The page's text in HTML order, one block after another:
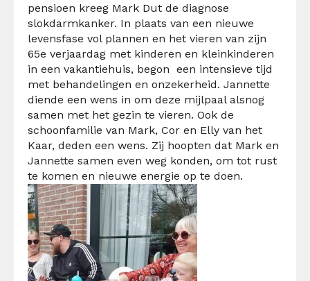
pensioen kreeg Mark Dut de diagnose
slokdarmkanker. In plaats van een nieuwe
levensfase vol plannen en het vieren van zijn
65e verjaardag met kinderen en kleinkinderen
in een vakantiehuis, begon een intensieve tijd
met behandelingen en onzekerheid. Jannette
diende een wens in om deze mijlpaal alsnog
samen met het gezin te vieren. Ook de
schoonfamilie van Mark, Cor en Elly van het
Kaar, deden een wens. Zij hoopten dat Mark en
Jannette samen even weg konden, om tot rust
te komen en nieuwe energie op te doen.